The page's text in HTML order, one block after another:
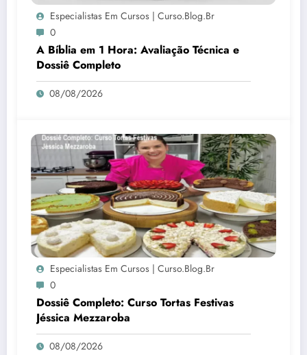
Especialistas Em Cursos | Curso.blog.br
0
A Bíblia em 1 Hora: Avaliação Técnica e
Dossiê Completo
08/08/2026
Especialistas Em Cursos | Curso.blog.br
0
Dossiê Completo: Curso Tortas Festivas
Jéssica Mezzaroba
08/08/2026